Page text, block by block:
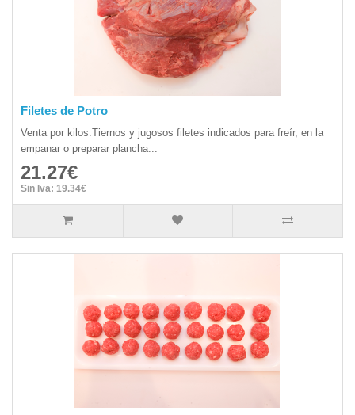
Filetes de Potro
Venta por kilos.Tiernos y jugosos filetes indicados para freír, en la
empanar o preparar plancha...
21.27€
Sin Iva: 19.34€